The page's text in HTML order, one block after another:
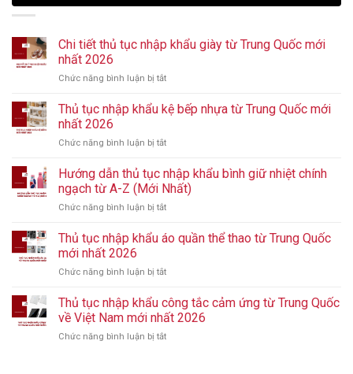
Chi tiết thủ tục nhập khẩu giày từ Trung Quốc mới
nhất 2026
Chức năng bình luận bị tắt
tiết
thủ
giày
từ
Trung
nhất
Thủ tục nhập khẩu kệ bếp nhựa từ Trung Quốc mới
nhất 2026
Chức năng bình luận bị tắt
tục
nhập
khẩu
nhựa
nhất
2026
Hướng dẫn thủ tục nhập khẩu bình giữ nhiệt chính
ngạch từ A-Z (Mới Nhất)
Chức năng bình luận bị tắt
dẫn
bình
giữ
Thủ tục nhập khẩu áo quần thể thao từ Trung Quốc
mới nhất 2026
Chức năng bình luận bị tắt
tục
nhập
Thủ tục nhập khẩu công tắc cảm ứng từ Trung Quốc
về Việt Nam mới nhất 2026
Chức năng bình luận bị tắt